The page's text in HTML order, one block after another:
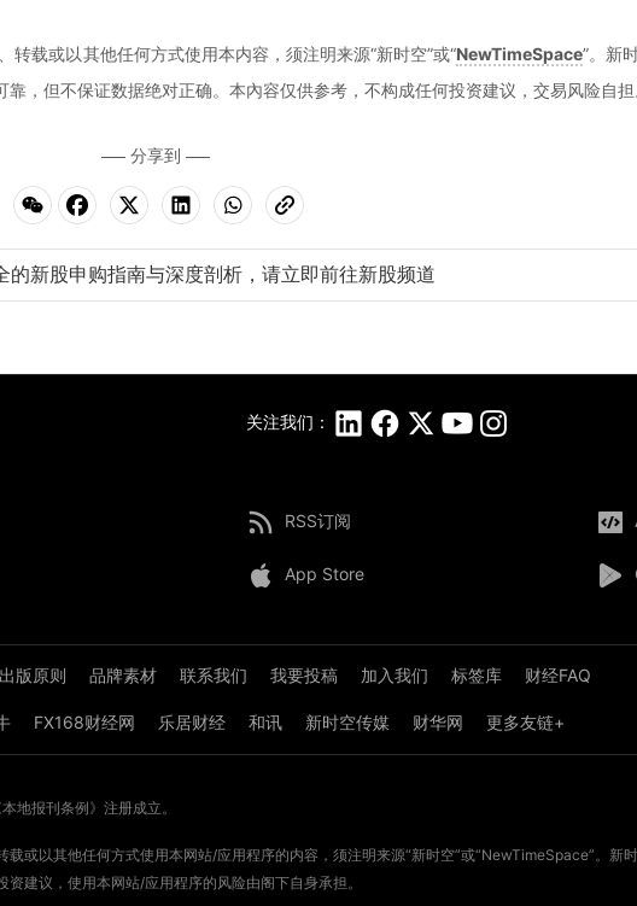
转载或以其他任何方式使用本内容，须注明来源“新时空”或“NewTimeSpace”。新
，但不保证数据绝对正确。本內容仅供参考，不构成任何投资建议，交易风险自担
分享到
的新股申购指南与深度剖析，请立即前往新股频道
关注我们：
RSS订阅
App Store
出版原则 品牌素材 联系我们 我要投稿 加入我们 标签库 财经FAQ
FX168财经网 乐居财经 和讯 新时空传媒 财华网 更多友链+
地报刊条例》注册成立。
或以其他任何方式使用本网站/应用程序的内容，须注明来源“新时空”或“NewTimeSpace”。
建议，使用本网站/应用程序的风险由阁下自身承担。